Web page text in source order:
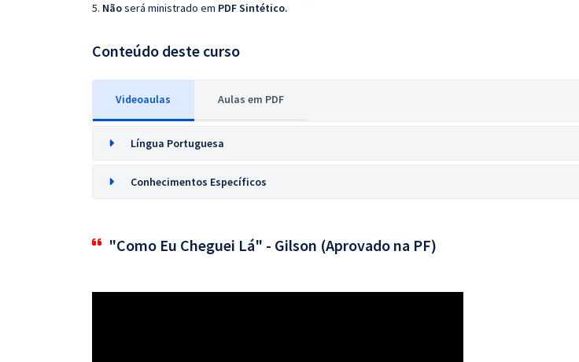
5. Nãoserá ministrado em PDF Sintético.
Conteúdo deste curso
Videoaulas Aulas em PDF
Língua Portuguesa
Conhecimentos Específicos
"Como Eu Cheguei Lá" - Gilson (Aprovado na PF)